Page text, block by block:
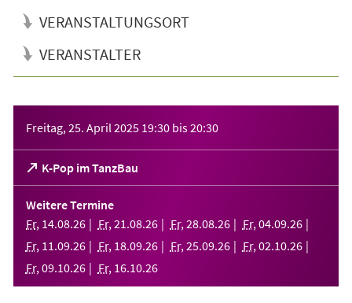
VERANSTALTUNGSORT
VERANSTALTER
Freitag, 25. April 2025 19:30 bis20:30
K-Pop im TanzBau
(Öffnet
in
einem
neuen
Tab)
Weitere Termine
Fr, 14.08.26 Fr, 21 .08.26 Fr, 28.08.26 Fr, 04.09.26
Fr, 11 .09.26 Fr, 18.09.26 Fr, 25.09.26 Fr, 02.10.26
Fr, 09.10.26 Fr, 16.10.26